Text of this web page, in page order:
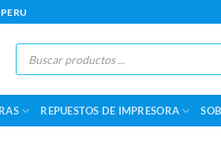
Búsqueda
REPUESTOS DE IMPRESORA